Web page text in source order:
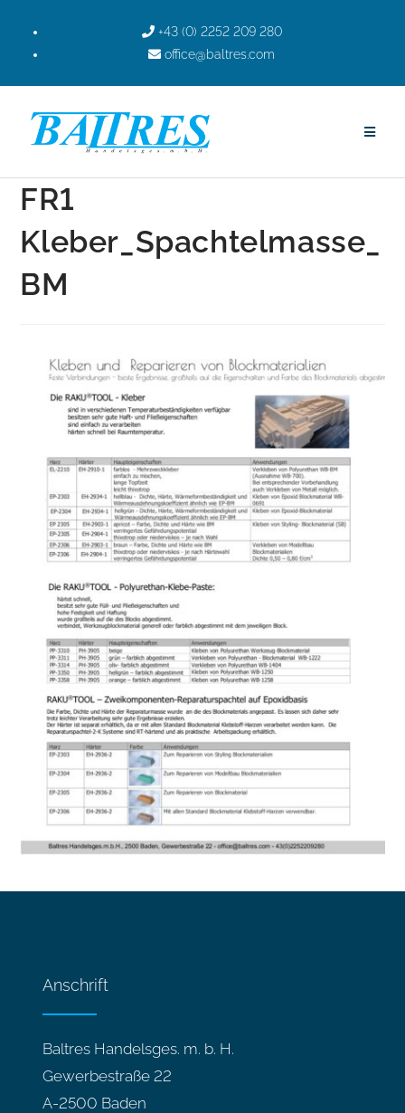
+43 (0) 2252 209 280
office@baltres.com
FR1
Kleber_Spachtelmasse_
BM
Anschrift
Baltres Handelsges. m. b. H.
Gewerbestraße 22
A-2500 Baden